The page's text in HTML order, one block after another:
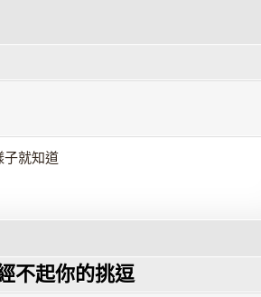
就知道
不起你的挑逗